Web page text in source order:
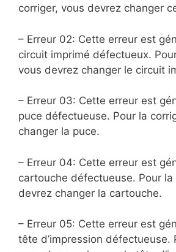
corriger, vous devrez changer
– Erreur 02: Cette erreur est
circuit imprimé défectueux.
vous devrez changer le circuit
– Erreur 03: Cette erreur est
puce défectueuse. Pour la
changer la puce.
– Erreur 04: Cette erreur est
cartouche défectueuse. Pour la
devrez changer la cartouche.
– Erreur 05: Cette erreur est
tête d’impression défectueuse.